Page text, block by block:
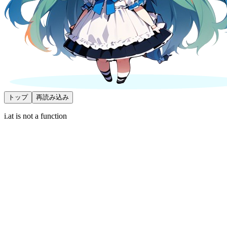
トップ 再読み込み
i.at is not a function